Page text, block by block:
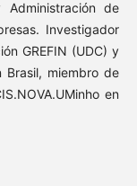
Administración de
Investigador
GREFIN (UDC) y
Brasil, miembro de
en